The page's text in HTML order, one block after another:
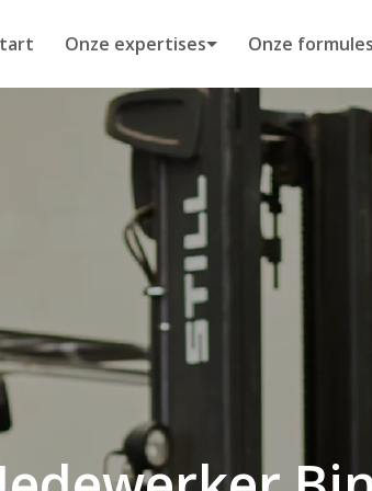
Onze expertises Onze formules